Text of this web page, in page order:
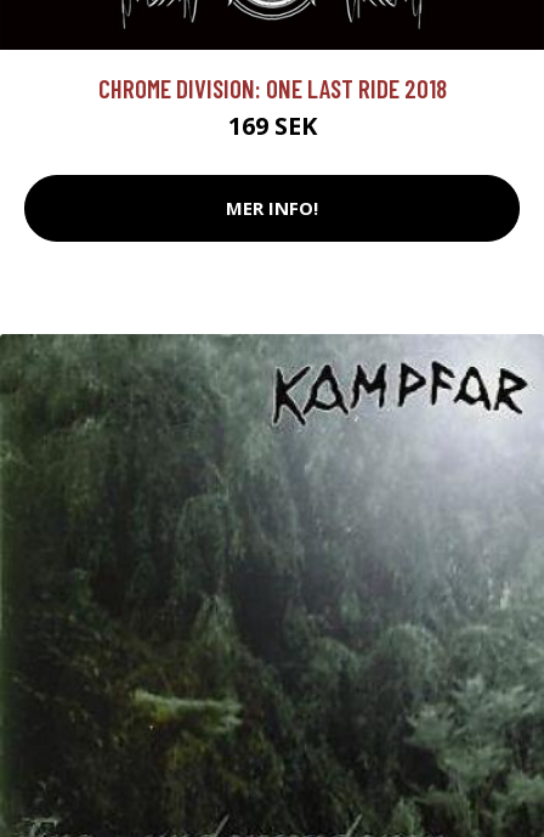
CHROME DIVISION: ONE LAST RIDE 2018
169 SEK
MER INFO!